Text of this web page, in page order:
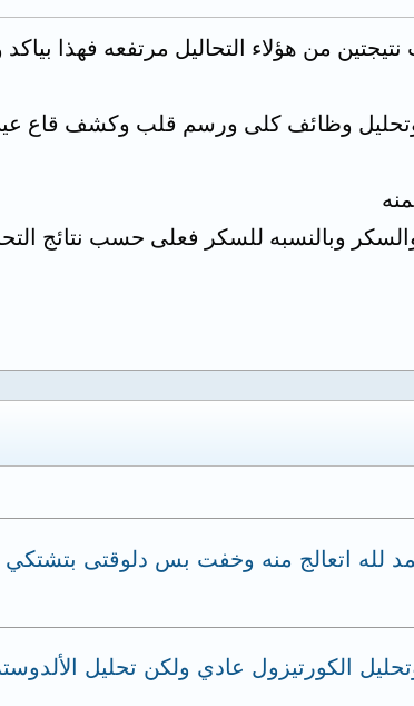
من هؤلاء التحاليل مرتفعه فهذا
وتحليل وظائف كلى ورسم قلب وكشف قاع
وبالنسبه للسكر فعلى حسب نتائج
لله اتعالج منه وخفت بس دلوقتى
طلع عالي قليلا وتحليل الكورتيزول عادي ولكن تحليل